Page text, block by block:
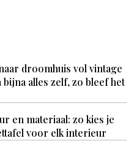
droomhuis vol vintage
bijna alles zelf, zo bleef het
en materiaal: zo kies je
voor elk interieur